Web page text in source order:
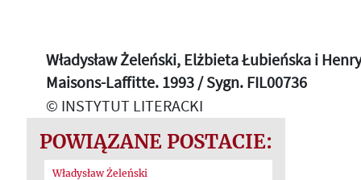
Władysław Żeleński, Elżbieta Łubieńska i
Maisons-Laffitte. 1993 / Sygn. FIL00736
© INSTYTUT LITERACKI
POWIĄZANE POSTACIE:
Władysław Żeleński